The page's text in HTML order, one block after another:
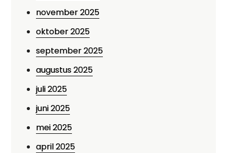
november 2025
oktober 2025
september 2025
augustus 2025
juli 2025
juni 2025
mei 2025
april 2025